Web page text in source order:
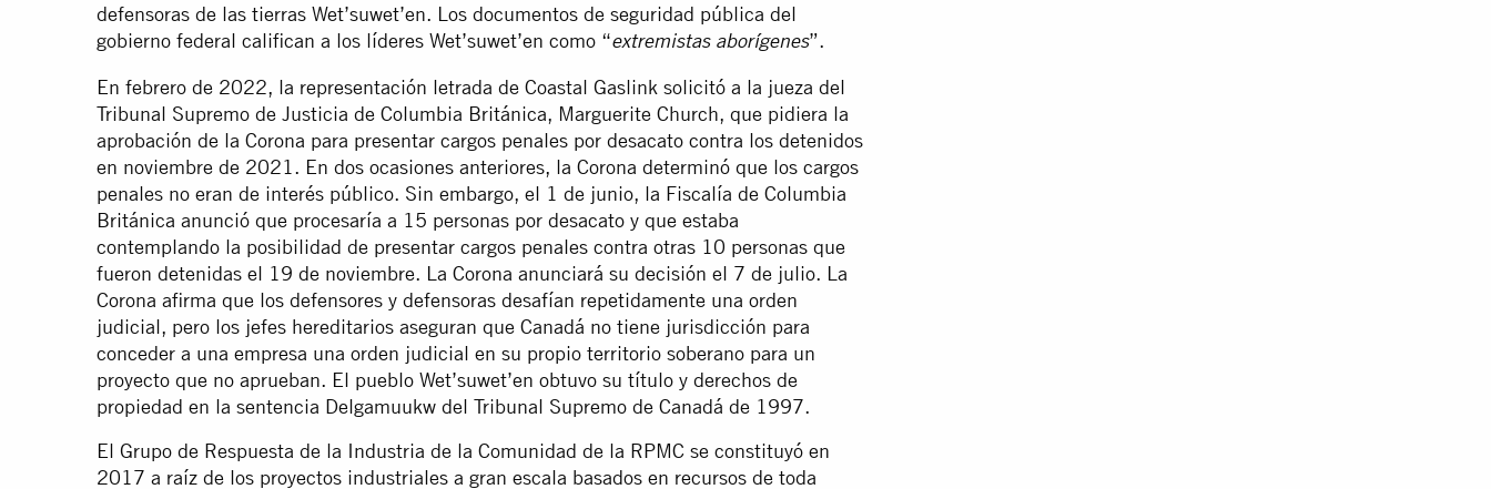
defensoras de las tierras Wet’suwet’en. Los documentos de seguridad pública del
gobierno federal califican a los líderes Wet’suwet’en como “extremistas aborígenes”.
En febrero de 2022, la representación letrada de Coastal Gaslink solicitó a la jueza del
Tribunal Supremo de Justicia de Columbia Británica, Marguerite Church, que pidiera la
aprobación de la Corona para presentar cargos penales por desacato contra los detenidos
en noviembre de 2021. En dos ocasiones anteriores, la Corona determinó que los cargos
penales no eran de interés público. Sin embargo, el 1 de junio, la Fiscalía de Columbia
Británica anunció que procesaría a 15 personas por desacato y que estaba
contemplando la posibilidad de presentar cargos penales contra otras 10 personas que
fueron detenidas el 19 de noviembre. La Corona anunciará su decisión el 7 de julio. La
Corona afirma que los defensores y defensoras desafían repetidamente una orden
judicial, pero los jefes hereditarios aseguran que Canadá no tiene jurisdicción para
conceder a una empresa una orden judicial en su propio territorio soberano para un
proyecto que no aprueban. El pueblo Wet’suwet’en obtuvo su título y derechos de
propiedad en la sentencia Delgamuukw del Tribunal Supremo de Canadá de 1997.
El Grupo de Respuesta de la Industria de la Comunidad de la RPMC se constituyó en
2017 a raíz de los proyectos industriales a gran escala basados en recursos de toda